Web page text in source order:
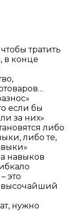
тратить
в конце
если бы
за них»
либо
либо те,
навыков
это
нужно